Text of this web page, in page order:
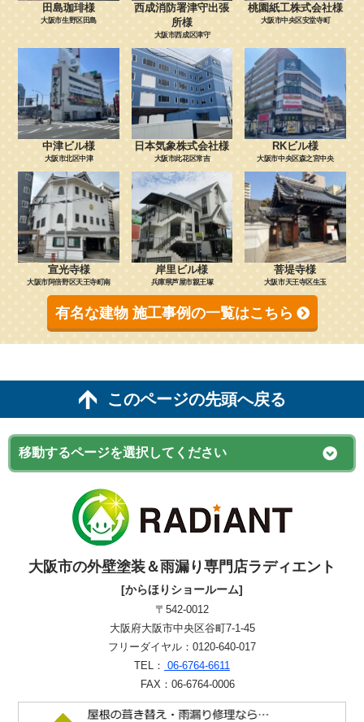
田島珈琲様
大阪市生野区田島
西成消防署津守出張
所様
大阪市西成区津守
桃園紙工株式会社様
大阪市中央区安堂寺町
中津ビル様
大阪市北区中津
日本気象株式会社様
大阪市此花区常吉
RKビル様
大阪市中央区森之宮中央
宣光寺様
大阪市阿倍野区天王寺町南
岸里ビル様
兵庫県芦屋市親王塚
菩堤寺様
大阪市天王寺区生玉
有名な建物 施工事例の一覧はこちら
このページの先頭へ戻る
大阪市の外壁塗装＆雨漏り専門店ラディエント
[からほりショールーム]
〒542-0012
大阪府大阪市中央区谷町7-1-45
フリーダイヤル：0120-640-017
TEL： 06-6764-6611
FAX：06-6764-0006